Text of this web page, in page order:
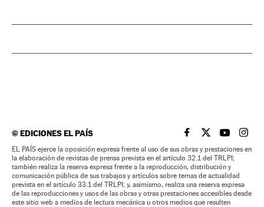
©EDICIONES EL PAÍS EL PAÍS BRASIL EN
EL PAÍSEL PAÍS
EL
EL PAÍS ejerce la oposición expresa frente al uso de sus obras y prestaciones en
la elaboración de revistas de prensa prevista en el artículo 32.1 del TRLPI;
también realiza la reserva expresa frente a la reproducción, distribución y
comunicación pública de sus trabajos y artículos sobre temas de actualidad
prevista en el artículo 33.1 del TRLPI; y, asimismo, realiza una reserva expresa
de las reproducciones y usos de las obras y otras prestaciones accesibles desde
este sitio web a medios de lectura mecánica u otros medios que resulten